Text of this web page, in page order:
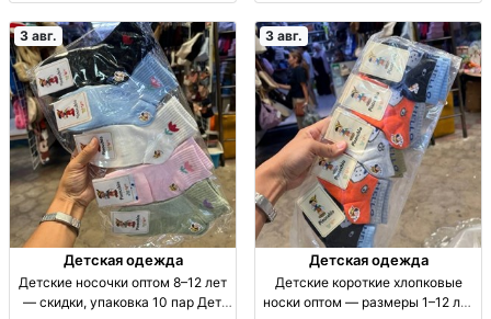
ограниченная парти
3 авг.
Детская одежда
Детские носочки оптом 8–12 лет
— скидки, упаковка 10 пар Дет.
3 авг.
Детская одежда
Детские короткие хлопковые
носки оптом — размеры 1–12 лет